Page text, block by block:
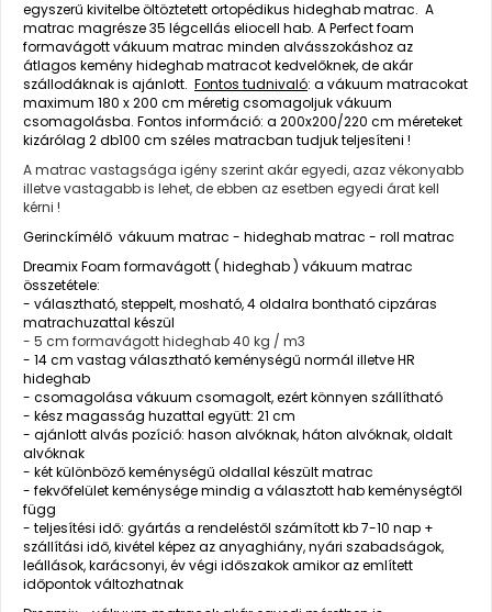
egyszerű kivitelbe öltöztetett ortopédikus hideghab matrac. A
matrac magrésze 35 légcellás eliocell hab. A Perfect foam
formavágott vákuum matrac minden alvásszokáshoz az
átlagos kemény hideghab matracot kedvelőknek, de akár
szállodáknak is ajánlott. Fontos tudnivaló: a vákuum matracokat
maximum 180 x 200 cm méretig csomagoljuk vákuum
csomagolásba. Fontos információ: a 200x200/220 cm méreteket
kizárólag 2 db100 cm széles matracban tudjuk teljesíteni !
A matrac vastagsága igény szerint akár egyedi, azaz vékonyabb
illetve vastagabb is lehet, de ebben az esetben egyedi árat kell
kérni !
Gerinckímélő vákuum matrac - hideghab matrac - roll matrac
Dreamix Foam formavágott ( hideghab ) vákuum matrac
összetétele:
- választható, steppelt, mosható, 4 oldalra bontható cipzáras
matrachuzattal készül
- 5 cm formavágott hideghab 40 kg / m3
- 14 cm vastag választható keménységű normál illetve HR
hideghab
- csomagolása vákuum csomagolt, ezért könnyen szállítható
- kész magasság huzattal együtt: 21 cm
- ajánlott alvás pozíció: hason alvóknak, háton alvóknak, oldalt
alvóknak
- két különböző keménységű oldallal készült matrac
- fekvőfelület keménysége mindig a választott hab keménységtől
függ
- teljesítési idő: gyártás a rendeléstől számított kb 7-10 nap +
szállítási idő, kivétel képez az anyaghiány, nyári szabadságok,
leállások, karácsonyi, év végi időszakok amikor az említett
időpontok változhatnak